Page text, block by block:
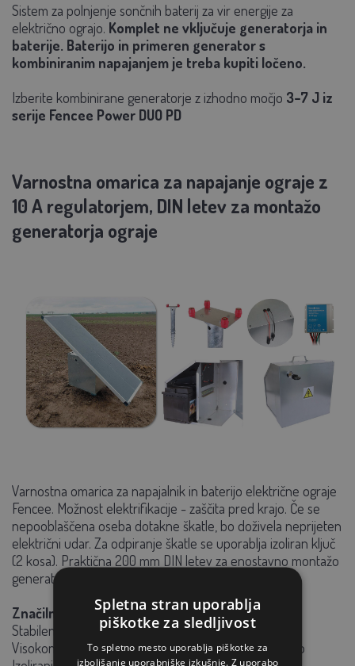
Sistem za polnjenje sončnih baterij za vir energije za
električno ograjo. Komplet ne vključuje generatorja in
baterije. Baterijo in primeren generator s
kombiniranim napajanjem je treba kupiti ločeno.
Izberite kombinirane generatorje z izhodno močjo 3–7 J iz
serije Fencee Power DUO PD
Varnostna omarica za napajanje ograje z
10 A regulatorjem, DIN letev za montažo
generatorja ograje
Varnostna omarica za napajalnik in baterijo električne ograje
Fencee. Možnost elektrifikacije - zaščita pred krajo. Če se
nepooblaščena oseba dotakne škatle, bo doživela neprijeten
električni udar. Za odpiranje škatle se uporablja izoliran ključ
(2 kosa). Praktična 200 mm DIN letev za enostavno montažo
generatorja Fencee.
Značilnosti sefa:
Stabilen pritrdilni čep za škatlo
Visokonapetostna omarica – odlična zaščita pred krajo
Spletna stran uporablja
piškotke za sledljivost
To spletno mesto uporablja piškotke za
izboljšanje uporabniške izkušnje. Z uporabo